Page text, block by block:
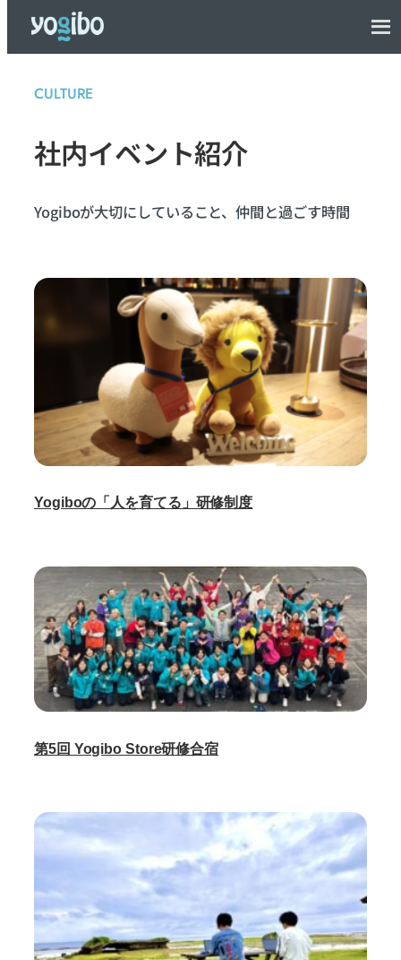
CULTURE
社内イベント紹介
Yogiboが大切にしていること、仲間と過ごす時間
Yogiboの「人を育てる」研修制度
第5回 Yogibo Store研修合宿